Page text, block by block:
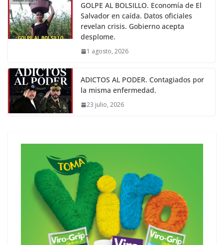
GOLPE AL BOLSILLO. Economía de El
Salvador en caída. Datos oficiales
revelan crisis. Gobierno acepta
desplome.
1 agosto, 2026
ADICTOS AL PODER. Contagiados por
la misma enfermedad.
23 julio, 2026